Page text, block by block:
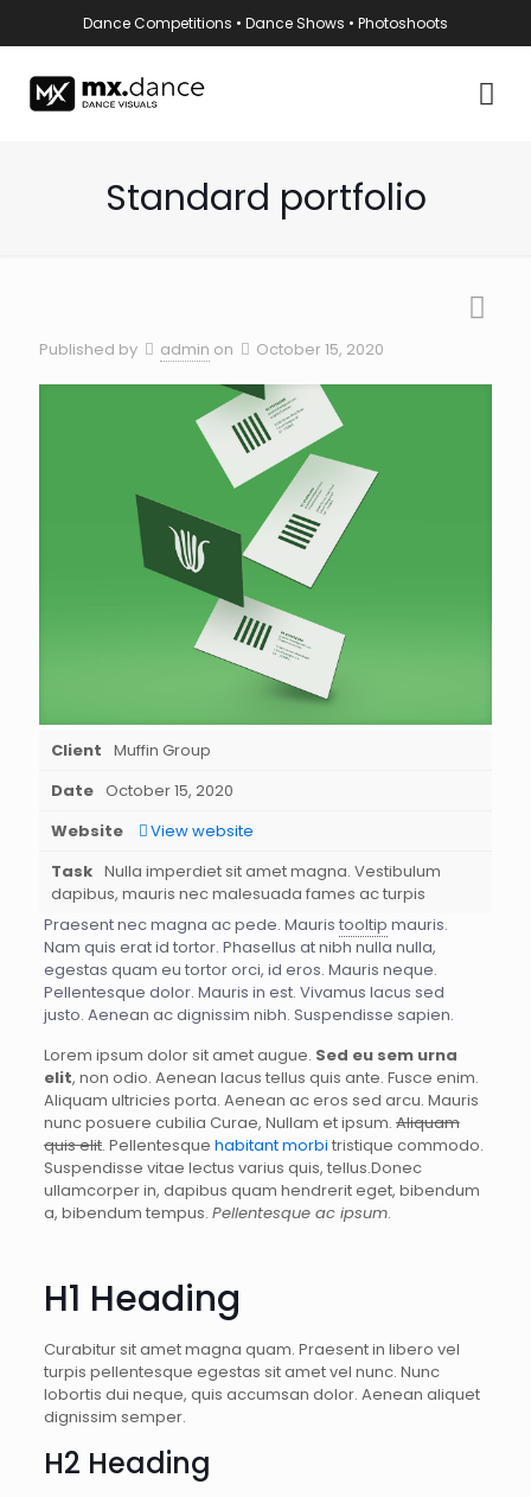
Dance Competitions • Dance Shows • Photoshoots
Standard portfolio
Published by admin on October 15, 2020
Client Muffin Group
Date October 15, 2020
Website
View website
Task Nulla imperdiet sit amet magna. Vestibulum
dapibus, mauris nec malesuada fames ac turpis
Praesent nec magna ac pede. Mauris tooltip mauris.
Nam quis erat id tortor. Phasellus at nibh nulla nulla,
egestas quam eu tortor orci, id eros. Mauris neque.
Pellentesque dolor. Mauris in est. Vivamus lacus sed
justo. Aenean ac dignissim nibh. Suspendisse sapien.
Lorem ipsum dolor sit amet augue. Sed eu sem urna
elit, non odio. Aenean lacus tellus quis ante. Fusce enim.
Aliquam ultricies porta. Aenean ac eros sed arcu. Mauris
nunc posuere cubilia Curae, Nullam et ipsum.Aliquam
quis elit. Pellentesque habitant morbi tristique commodo.
Suspendisse vitae lectus varius quis, tellus.Donec
ullamcorper in, dapibus quam hendrerit eget, bibendum
a, bibendum tempus. Pellentesque ac ipsum.
H1 Heading
Curabitur sit amet magna quam. Praesent in libero vel
turpis pellentesque egestas sit amet vel nunc. Nunc
lobortis dui neque, quis accumsan dolor. Aenean aliquet
dignissim semper.
H2 Heading